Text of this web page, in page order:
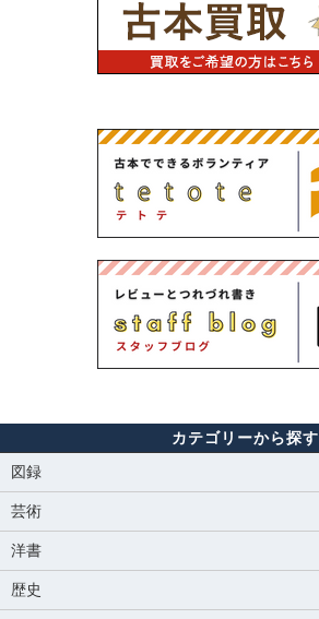
カテゴリーから探す
図録
芸術
洋書
歴史